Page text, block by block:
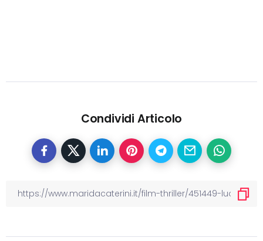
Condividi Articolo